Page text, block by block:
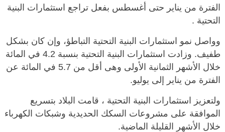
الفترة من يناير حتى أغسطس بفعل تراجع استثمارات البنية
التحتية .
وواصل نمو استثمارات البنية التحتية التباطؤ، وإن كان بشكل
طفيف. وزادت استثمارات البنية التحتية بنسبة 4.2 في المائة
خلال الأشهر الثمانية الأولى وهى أقل من 5.7 في المائة عن
الفترة من يناير إلى يوليو.
ولتعزيز استثمارات البنية التحتية ، قامت البلاد بتسريع
الموافقة على مشروعات السكك الحديدية وشبكات الكهرباء
خلال الأشهر القليلة الماضية.